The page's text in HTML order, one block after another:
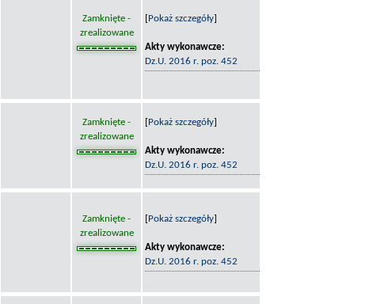
Zamknięte -
zrealizowane
Pokaż szczegóły
Akty wykonawcze:
Dz.U. 2016 r. poz. 452
Zamknięte -
zrealizowane
Pokaż szczegóły
Akty wykonawcze:
Dz.U. 2016 r. poz. 452
Zamknięte -
zrealizowane
Pokaż szczegóły
Akty wykonawcze:
Dz.U. 2016 r. poz. 452